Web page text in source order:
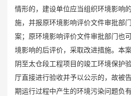
情形的，建设单位应当组织环境影响
施，并报原环境影响评价文件审批部
案；原环境影响评价文件审批部门也
境影响的后评价，采取改进措施。本
阴至太仓段工程项目的竣工环境保护
厅直接进行验收并予以公示的，故被
期运行过程中产生的环境污染问题负